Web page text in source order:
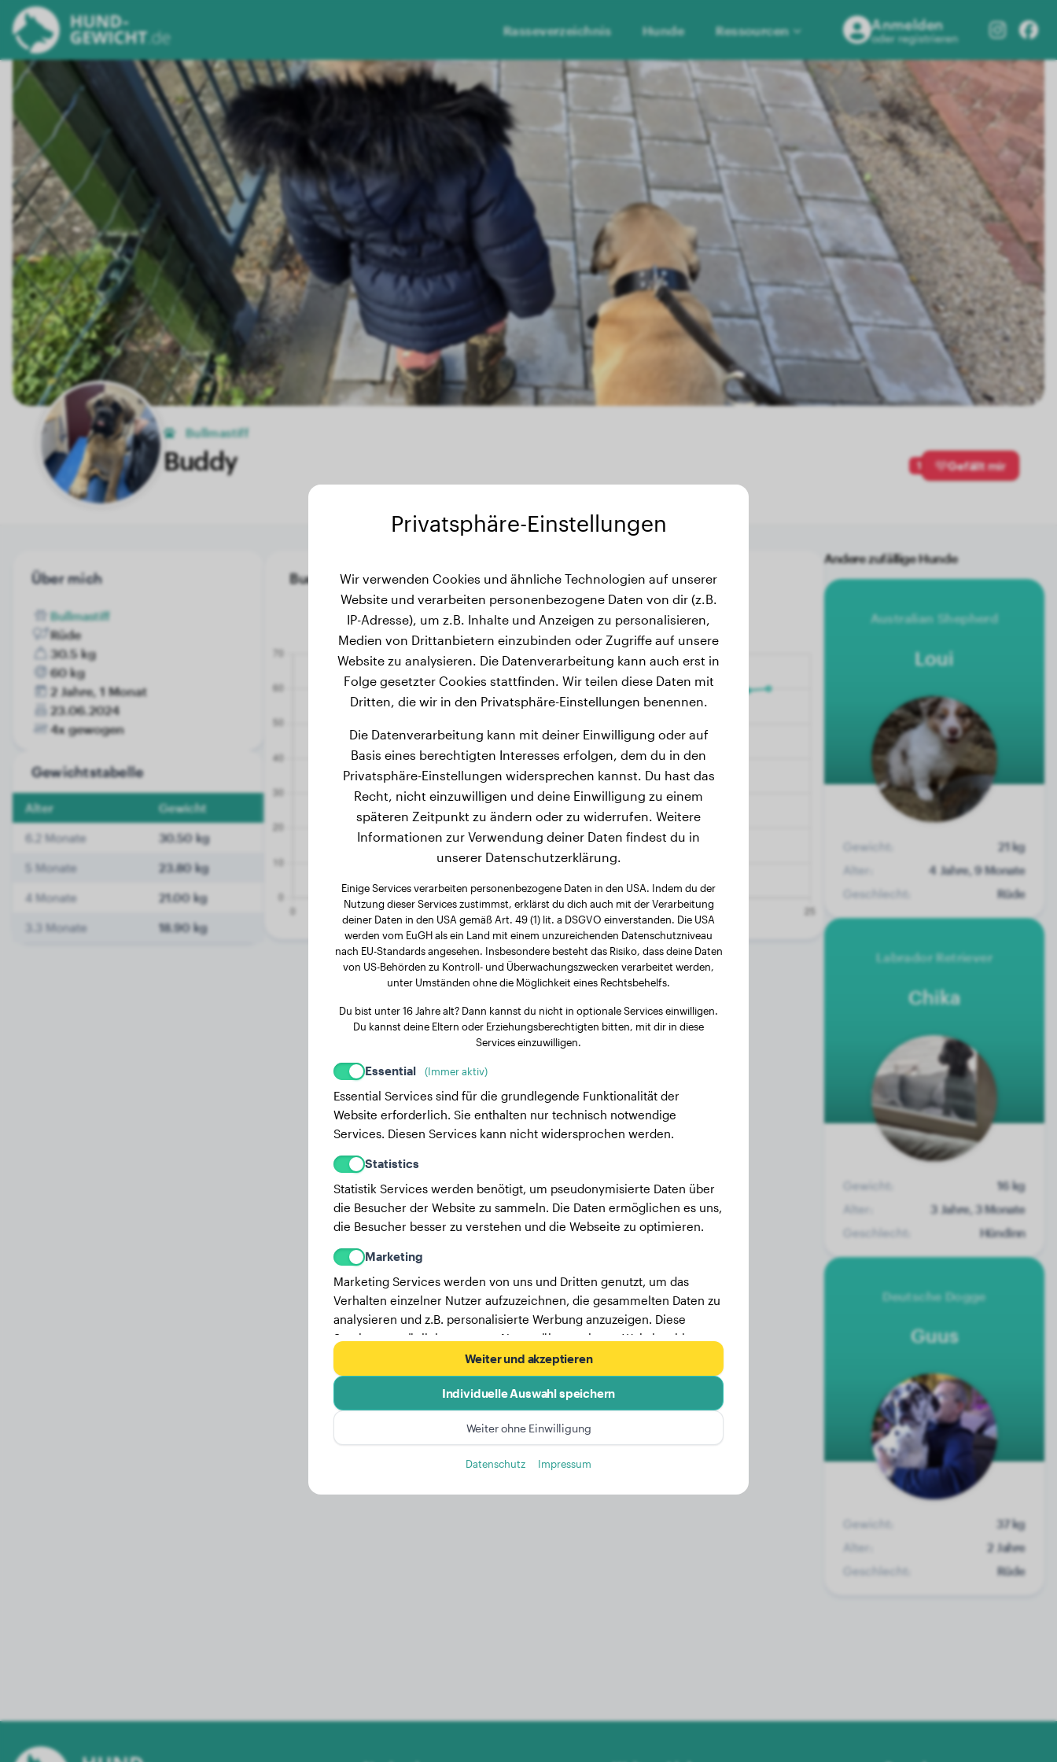
Rasseverzeichnis Hunde Ressourcen Anmelden
oder registrieren
Bullmastiff
Buddy 1 Gefällt mir
Über mich
Bullmastiff
Rüde
30.5 kg
60 kg
2 Jahre, 1 Monat
23.06.2024
4x gewogen
Gewichtstabelle
Alter Gewicht
6.2 Monate 30.50 kg
5 Monate 23.80 kg
4 Monate 21.00 kg
3.3 Monate 18.90 kg
Buddy's Gewichtsverlauf
Andere zufällige Hunde
Australian Shepherd
Loui
Gewicht:
21 kg
Alter:
4 Jahre, 9 Monate
Geschlecht:
Rüde
Labrador Retriever
Chika
Gewicht:
16 kg
Alter:
3 Jahre, 3 Monate
Geschlecht:
Hündinn
Deutsche Dogge
Guus
Gewicht:
37 kg
Alter:
2 Jahre
Geschlecht:
Rüde
Privatsphäre-Einstellungen
Wir verwenden Cookies und ähnliche Technologien auf unserer
Website und verarbeiten personenbezogene Daten von dir (z.B.
IP-Adresse), um z.B. Inhalte und Anzeigen zu personalisieren,
Medien von Drittanbietern einzubinden oder Zugriffe auf unsere
Website zu analysieren. Die Datenverarbeitung kann auch erst in
Folge gesetzter Cookies stattfinden. Wir teilen diese Daten mit
Dritten, die wir in den Privatsphäre-Einstellungen benennen.
Die Datenverarbeitung kann mit deiner Einwilligung oder auf
Basis eines berechtigten Interesses erfolgen, dem du in den
Privatsphäre-Einstellungen widersprechen kannst. Du hast das
Recht, nicht einzuwilligen und deine Einwilligung zu einem
späteren Zeitpunkt zu ändern oder zu widerrufen. Weitere
Informationen zur Verwendung deiner Daten findest du in
unserer Datenschutzerklärung.
Einige Services verarbeiten personenbezogene Daten in den USA. Indem du der
Nutzung dieser Services zustimmst, erklärst du dich auch mit der Verarbeitung
deiner Daten in den USA gemäß Art. 49 (1) lit. a DSGVO einverstanden. Die USA
werden vom EuGH als ein Land mit einem unzureichenden Datenschutzniveau
nach EU-Standards angesehen. Insbesondere besteht das Risiko, dass deine Daten
von US-Behörden zu Kontroll- und Überwachungszwecken verarbeitet werden,
unter Umständen ohne die Möglichkeit eines Rechtsbehelfs.
Du bist unter 16 Jahre alt? Dann kannst du nicht in optionale Services einwilligen.
Du kannst deine Eltern oder Erziehungsberechtigten bitten, mit dir in diese
Services einzuwilligen.
Essential (Immer aktiv)
Essential Services sind für die grundlegende Funktionalität der
Website erforderlich. Sie enthalten nur technisch notwendige
Services. Diesen Services kann nicht widersprochen werden.
Statistics
Statistik Services werden benötigt, um pseudonymisierte Daten über
die Besucher der Website zu sammeln. Die Daten ermöglichen es uns,
die Besucher besser zu verstehen und die Webseite zu optimieren.
Marketing
Marketing Services werden von uns und Dritten genutzt, um das
Verhalten einzelner Nutzer aufzuzeichnen, die gesammelten Daten zu
analysieren und z.B. personalisierte Werbung anzuzeigen. Diese
Services ermöglichen es uns, Nutzer über mehrere Websites hinweg
Hier findest du eine Liste unserer Werbepartner.
Mehr Informationen in unserer Datenschutzerklärung
Weiter und akzeptieren
Individuelle Auswahl speichern
Weiter ohne Einwilligung
Datenschutz Impressum